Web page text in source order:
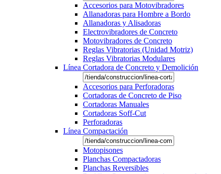
Accesorios para Motovibradores
Allanadoras para Hombre a Bordo
Allanadoras y Alisadoras
Electrovibradores de Concreto
Motovibradores de Concreto
Reglas Vibratorias (Unidad Motriz)
Reglas Vibratorias Modulares
Línea Cortadora de Concreto y Demolición
Accesorios para Perforadoras
Cortadoras de Concreto de Piso
Cortadoras Manuales
Cortadoras Soff-Cut
Perforadoras
Línea Compactación
Motopisones
Planchas Compactadoras
Planchas Reversibles